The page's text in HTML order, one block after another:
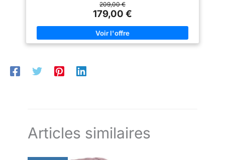
209,00 €
179,00 €
Articles similaires